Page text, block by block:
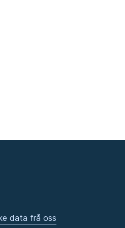
data frå oss